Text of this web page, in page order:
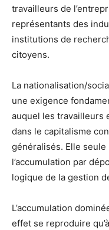
travailleurs de
représentants des
institutions de
citoyens.
La nationalisation/
une exigence
auquel les travailleurs
dans le capitalisme
généralisés. Elle
l’accumulation par
logique de la gestion
L’accumulation
effet se reproduire